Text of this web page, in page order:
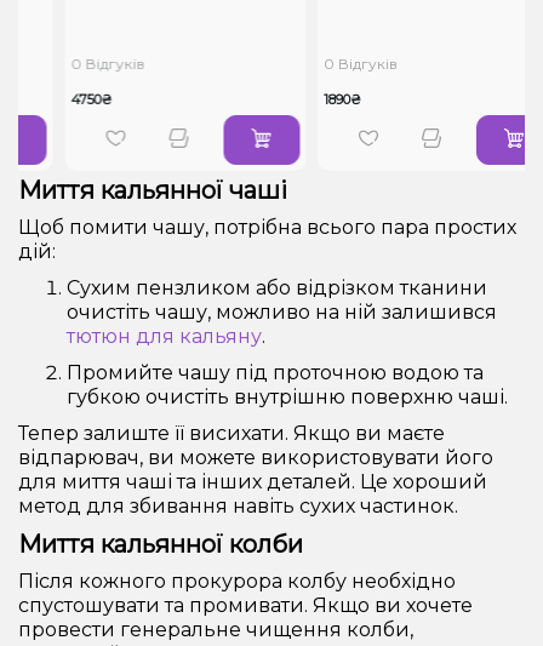
0 Відгуків
4750₴
0 Відгуків
1890₴
Миття кальянної чаші
Щоб помити чашу, потрібна всього пара простих
дій:
Сухим пензликом або відрізком тканини
очистіть чашу, можливо на ній залишився
тютюн для кальяну.
Промийте чашу під проточною водою та
губкою очистіть внутрішню поверхню чаші.
Тепер залиште її висихати. Якщо ви маєте
відпарювач, ви можете використовувати його
для миття чаші та інших деталей. Це хороший
метод для збивання навіть сухих частинок.
Миття кальянної колби
Після кожного прокурора колбу необхідно
спустошувати та промивати. Якщо ви хочете
провести генеральне чищення колби,